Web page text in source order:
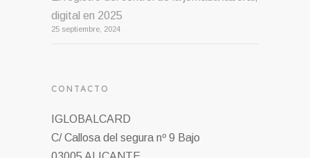
digital en 2025
25 septiembre, 2024
CONTACTO
IGLOBALCARD
C/ Callosa del segura nº 9 Bajo